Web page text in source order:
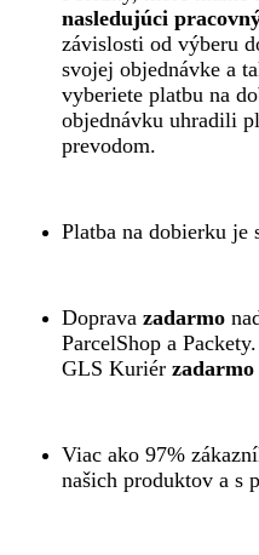
nasledujúci
závislosti od výberu
svojej objednávke a
vyberiete platbu na
objednávku uhradili
prevodom.
Platba na dobierku je
Doprava zadarmo
ParcelShop a
GLS Kuriér zadarmo
Viac ako 97%
našich produktov a s